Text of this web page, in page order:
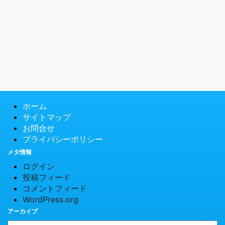
ホーム
サイトマップ
お問合せ
プライバシーポリシー
メタ情報
ログイン
投稿フィード
コメントフィード
WordPress.org
アーカイブ